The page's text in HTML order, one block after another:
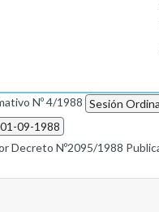
Nº 4/1988 Sesión
09-1988
Decreto Nº2095/1988